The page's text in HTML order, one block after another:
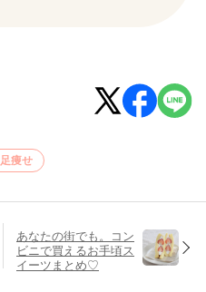
足痩せ
あなたの街でも。コン
ビニで買えるお手頃ス
イーツまとめ♡